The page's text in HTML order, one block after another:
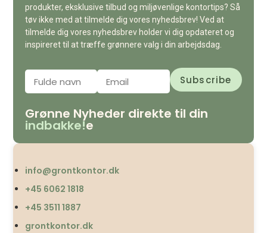
produkter, eksklusive tilbud og miljøvenlige kontortips? Så
tøv ikke med at tilmelde dig vores nyhedsbrev! Ved at
tilmelde dig vores nyhedsbrev holder vi dig opdateret og
inspireret til at træffe grønnere valg i din arbejdsdag.
Grønne Nyheder direkte til din
indbakke!e
info@grontkontor.dk
+45 6062 1818
+45 3511 1887
grontkontor.dk